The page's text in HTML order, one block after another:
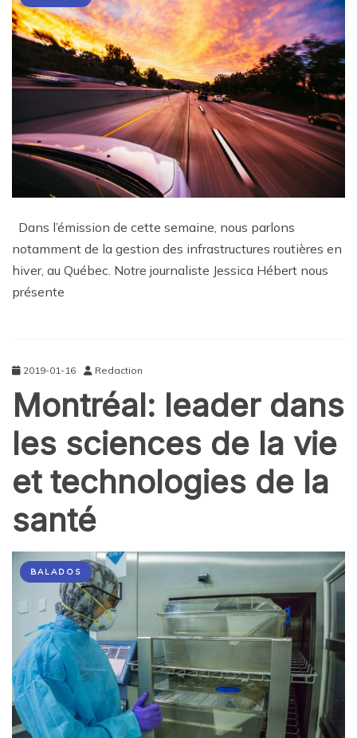
Dans l’émission de cette semaine, nous parlons
notamment de la gestion des infrastructures routières en
hiver, au Québec. Notre journaliste Jessica Hébert nous
présente
2019-01-16 Redaction
Montréal: leader dans
les sciences de la vie
et technologies de la
santé
BALADOS